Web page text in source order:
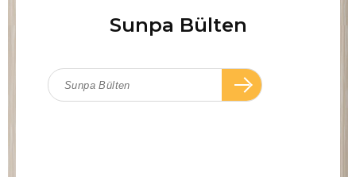
Sunpa Bülten